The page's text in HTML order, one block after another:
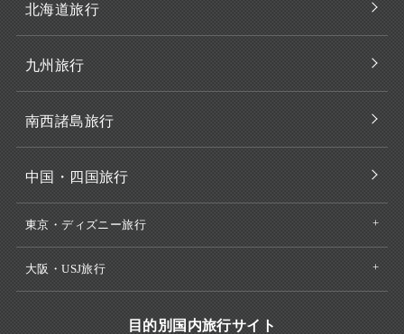
北海道旅行
九州旅行
南西諸島旅行
中国・四国旅行
東京・ディズニー旅行
大阪・USJ旅行
目的別国内旅行サイト